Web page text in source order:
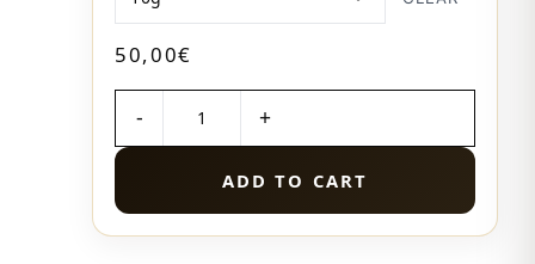
50,00€
ADD TO CART